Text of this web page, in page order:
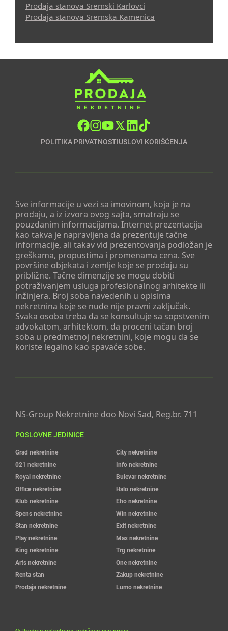
Prodaja stanova Sremski Karlovci
Prodaja stanova Sremska Kamenica
POLITIKA PRIVATNOSTIUSLOVI KORIŠĆENJA
Sve informacije u vezi sa imovinom, koja je na
prodaju, a iz izvora ovog sajta, smatraju se
pouzdanim informacijama. Internet prezentacija
kao takva je napravljena da prezentuje tačne
informacije, ali takav vid prezentovanja podložan je
greškama, propustima i promenama cena. Sve
površine objekata i zemlje koje se prodaju su
približne. Tačne dimenzije se mogu dobiti
potraživanjem usluga profesionalnog arhitekte ili
inžinjera. Broj soba navedenih u opisima
nekretnina koje se nude nije pravni zaključak.
Svaka osoba treba da se konsultuje sa sopstvenim
advokatom, arhitektom, da proceni tačan broj
soba u predmetnoj nekretnini, koje mogu da se
koriste legalno kao spavaće sobe.
NS-Group Nekretnine doo Novi Sad, Reg.br. 711
POSLOVNE JEDINICE
Grad nekretnine
City nekretnine
021 nekretnine
Info nekretnine
Royal nekretnine
Bulevar nekretnine
Office nekretnine
Halo nekretnine
Klub nekretnine
Eho nekretnine
Spens nekretnine
Win nekretnine
Stan nekretnine
Exit nekretnine
Play nekretnine
Max nekretnine
King nekretnine
Trg nekretnine
Arts nekretnine
One nekretnine
Renta stan
Zakup nekretnine
Prodaja nekretnine
Lumo nekretnine